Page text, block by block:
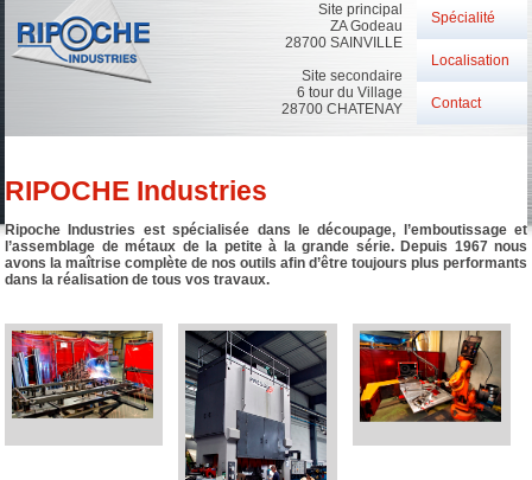
Spécialité
Localisation
Contact
Site principal
ZA Godeau
28700 SAINVILLE
Site secondaire
6 tour du Village
28700 CHATENAY
RIPOCHE Industries
Ripoche Industries est spécialisée dans le découpage, l’emboutissage et
l’assemblage de métaux de la petite à la grande série. Depuis 1967 nous
avons la maîtrise complète de nos outils afin d’être toujours plus performants
dans la réalisation de tous vos travaux.